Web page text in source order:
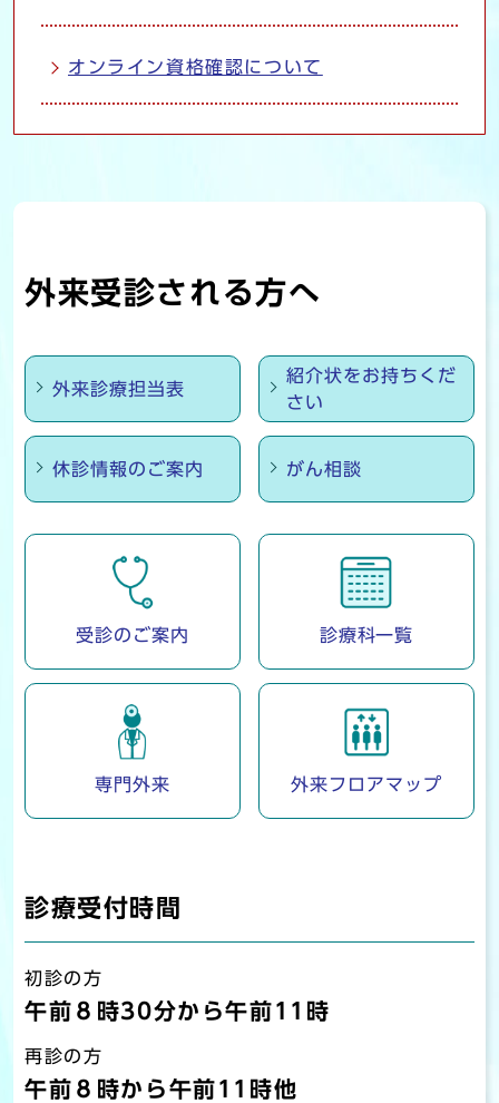
オンライン資格確認について
外来受診される方へ
外来診療担当表
紹介状をお持ちくだ
さい
休診情報のご案内 がん相談
受診のご案内 診療科一覧
専門外来 外来フロアマップ
診療受付時間
初診の方
午前８時30分から午前11時
再診の方
午前８時から午前11時他